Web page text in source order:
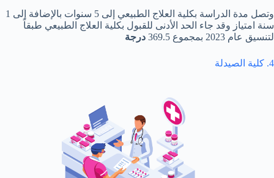
وتصل مدة الدراسة بكلية العلاج الطبيعي إلى 5 سنوات بالإضافة إلى 1
سنة امتياز وقد جاء الحد الأدنى للقبول بكلية العلاج الطبيعي طبقاً
لتنسيق عام 2023 بمجموع 369.5
درجة
4. كلية الصيدلة